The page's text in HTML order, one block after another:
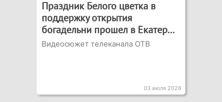
Праздник Белого цветка в
поддержку открытия
богадельни прошел в Екатер...
Видеосюжет телеканала ОТВ
03 июля 2026